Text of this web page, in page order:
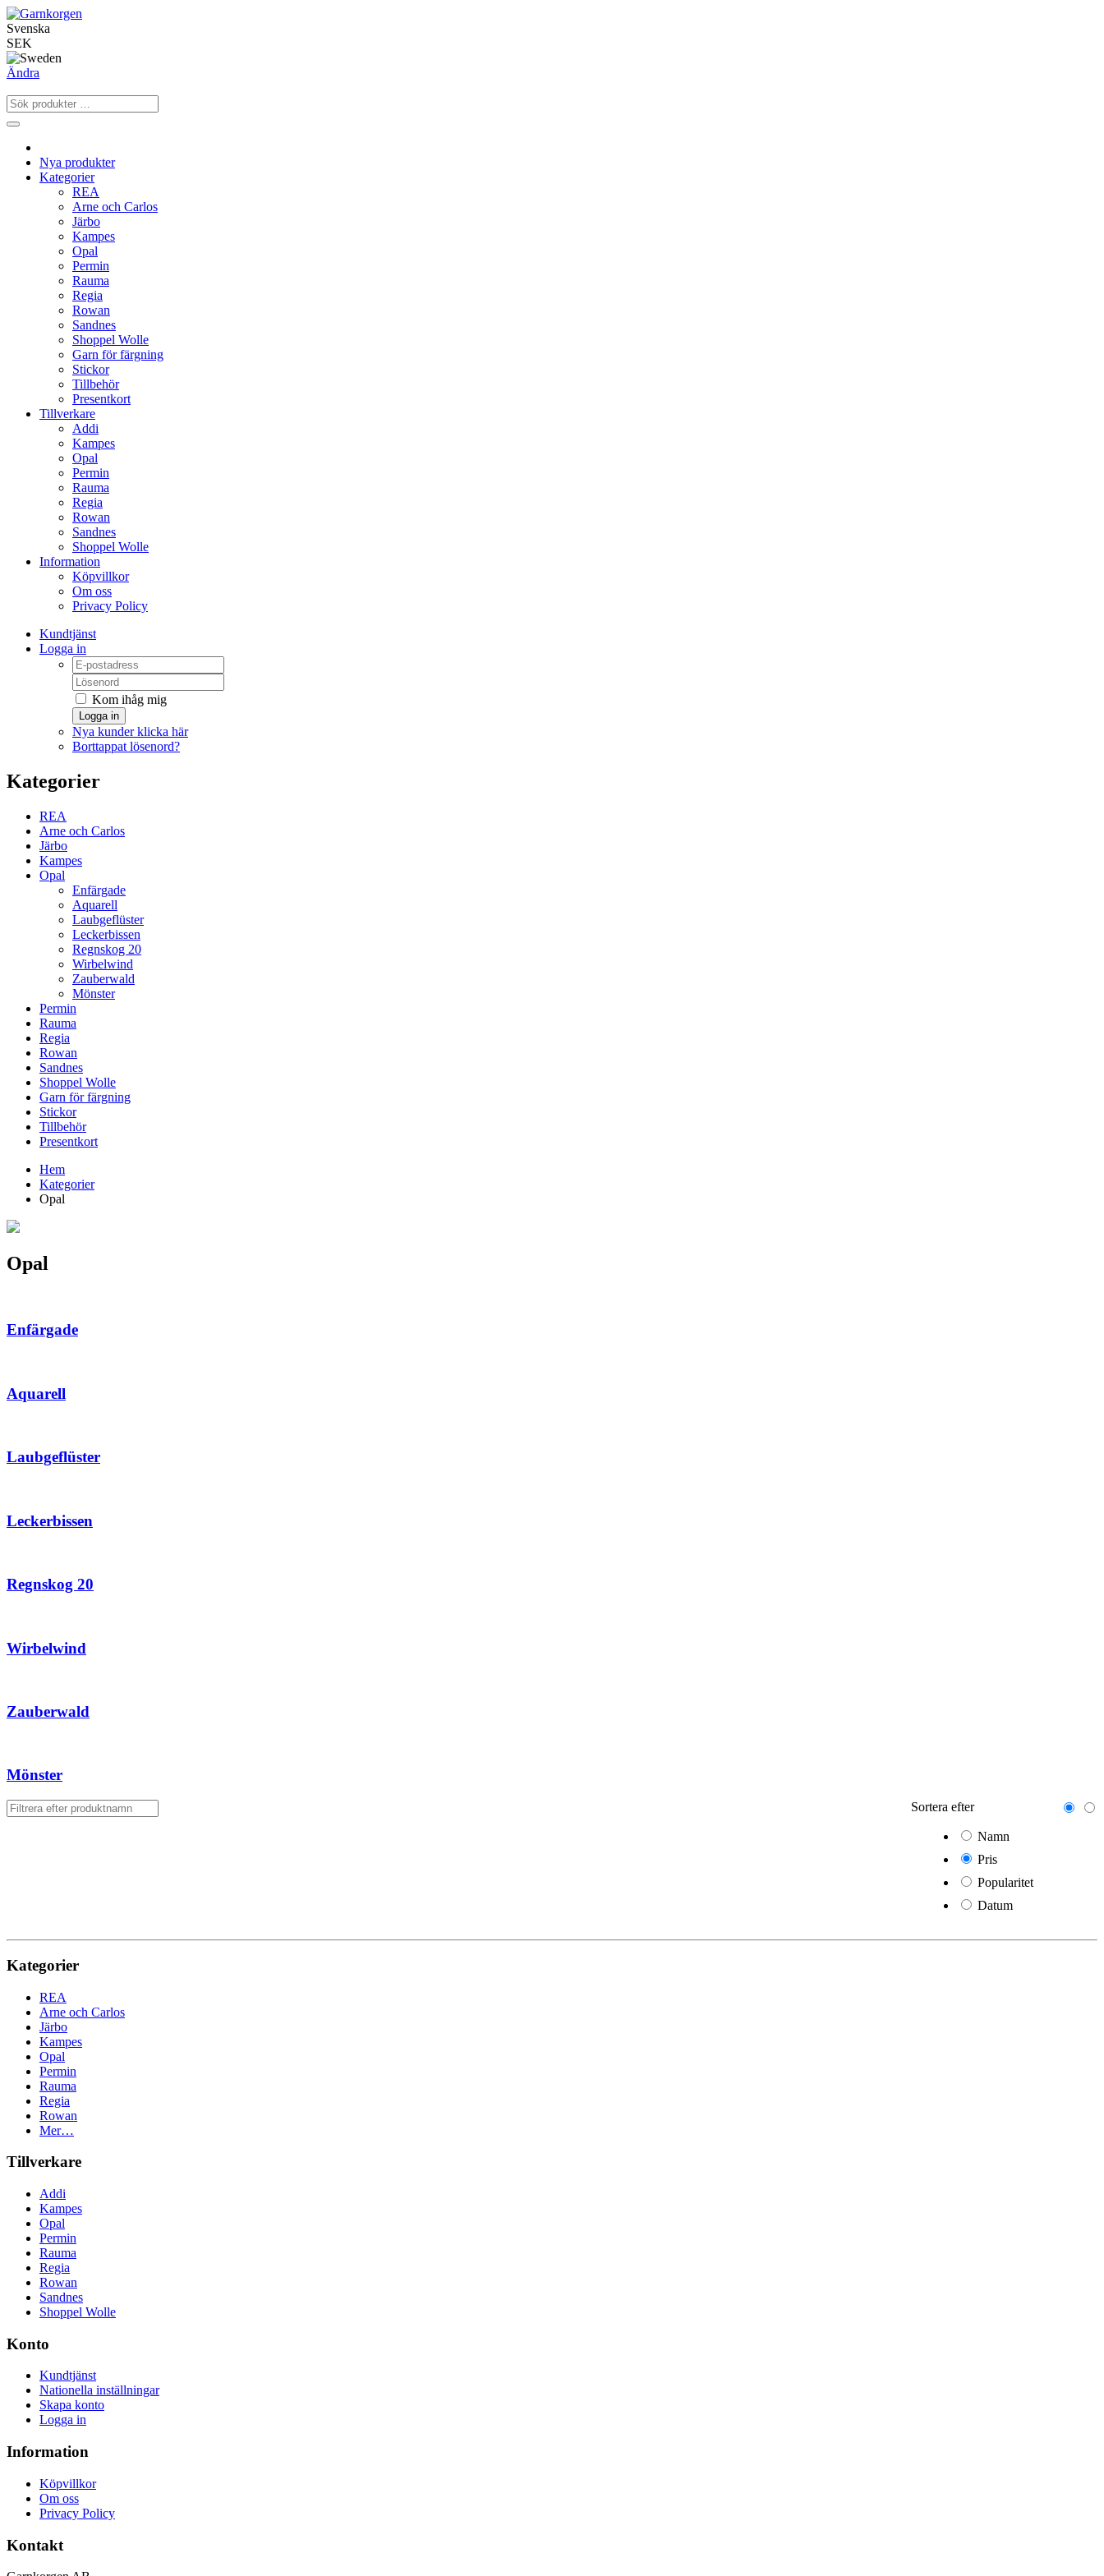
Svenska
SEK
Ändra
Nya produkter
Kategorier
REA
Arne och Carlos
Järbo
Kampes
Opal
Permin
Rauma
Regia
Rowan
Sandnes
Shoppel Wolle
Garn för färgning
Stickor
Tillbehör
Presentkort
Tillverkare
Addi
Kampes
Opal
Permin
Rauma
Regia
Rowan
Sandnes
Shoppel Wolle
Information
Köpvillkor
Om oss
Privacy Policy
Kundtjänst
Logga in
Kom ihåg mig
Logga in
Nya kunder klicka här
Borttappat lösenord?
Kategorier
REA
Arne och Carlos
Järbo
Kampes
Opal
Enfärgade
Aquarell
Laubgeflüster
Leckerbissen
Regnskog 20
Wirbelwind
Zauberwald
Mönster
Permin
Rauma
Regia
Rowan
Sandnes
Shoppel Wolle
Garn för färgning
Stickor
Tillbehör
Presentkort
Hem
Kategorier
Opal
Opal
Enfärgade
Aquarell
Laubgeflüster
Leckerbissen
Regnskog 20
Wirbelwind
Zauberwald
Mönster
Sortera efter
Namn
Pris
Popularitet
Datum
Kategorier
REA
Arne och Carlos
Järbo
Kampes
Opal
Permin
Rauma
Regia
Rowan
Mer…
Tillverkare
Addi
Kampes
Opal
Permin
Rauma
Regia
Rowan
Sandnes
Shoppel Wolle
Konto
Kundtjänst
Nationella inställningar
Skapa konto
Logga in
Information
Köpvillkor
Om oss
Privacy Policy
Kontakt